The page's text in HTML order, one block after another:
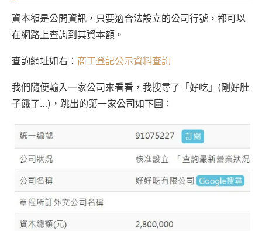
資本額是公開資訊，只要適合法設立的公司行號，都可以
在網路上查詢到其資本額。
查詢網址如右： 商工登記公示資料查詢
我們隨便輸入一家公司來看看，我搜尋了「好吃」(剛好肚
子餓了…)，跳出的第一家公司如下圖：